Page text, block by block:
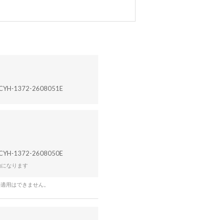
1372-2608051E
1372-2608050E
なります
用はできません。